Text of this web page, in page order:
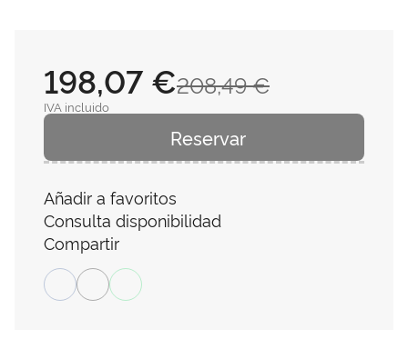
208,49 €
198,07 €
IVA incluido
Reservar
Añadir a favoritos
Consulta disponibilidad
Compartir